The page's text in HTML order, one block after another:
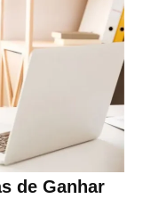
de Ganhar